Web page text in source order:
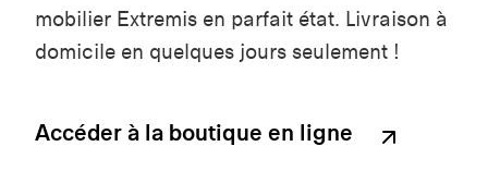
mobilier Extremis en parfait état. Livraison à
domicile en quelques jours seulement !
Accéder à la boutique en ligne